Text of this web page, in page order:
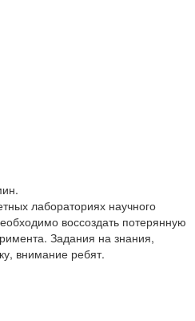
лабораториях научного
воссоздать потерянную
Задания на знания,
внимание ребят.